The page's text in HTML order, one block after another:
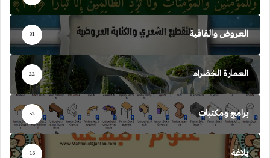
العروض والقافية 31
العمارة الخضراء 22
برامج ومكتبات 52
بلاغة 16